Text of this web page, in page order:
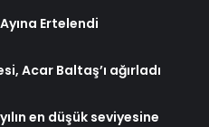
Ertelendi
Acar Baltaş’ı ağırladı
en düşük seviyesine